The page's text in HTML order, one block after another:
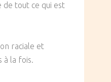
tout ce qui est
raciale et
à la fois.